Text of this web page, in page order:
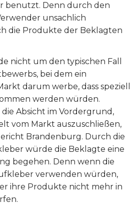
benutzt. Denn durch den
unsachlich
die Produkte der Beklagten
nicht um den typischen Fall
bei dem ein
darum werbe, dass speziell
werden würden.
Absicht im Vordergrund,
vom Markt auszuschließen,
Brandenburg. Durch die
würde die Beklagte eine
begehen. Denn wenn die
verwenden würden,
ihre Produkte nicht mehr in